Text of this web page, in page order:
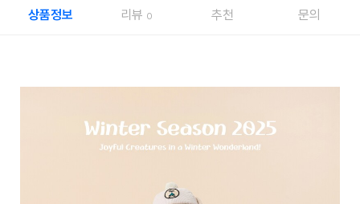
상품정보 리뷰 0 추천 문의